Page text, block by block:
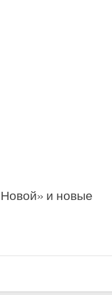
и новые